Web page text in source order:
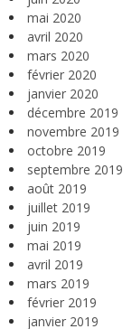
mai 2020
avril 2020
mars 2020
février 2020
janvier 2020
décembre 2019
novembre 2019
octobre 2019
septembre 2019
août 2019
juillet 2019
juin 2019
mai 2019
avril 2019
mars 2019
février 2019
janvier 2019